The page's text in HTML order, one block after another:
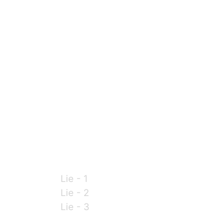
Lie - 1
Lie - 2
Lie - 3